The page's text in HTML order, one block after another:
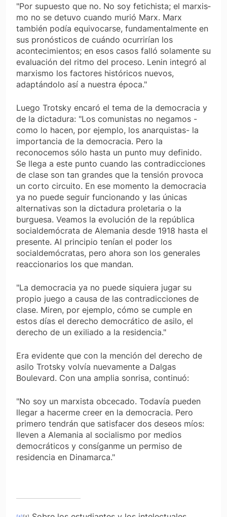
"Por supuesto que no. No soy fetichista; el marxis­
mo no se detuvo cuando murió Marx. Marx
también podía equivocarse, fundamentalmente en
sus pronósti­cos de cuándo ocurrirían los
acontecimientos; en esos casos falló solamente su
evaluación del ritmo del proce­so. Lenin integró al
marxismo los factores históricos nuevos,
adaptándolo así a nuestra época."
Luego Trotsky encaró el tema de la democracia y
de la dictadura: "Los comunistas no negamos -
como lo hacen, por ejemplo, los anarquistas- la
importancia de la democracia. Pero la
reconocemos sólo hasta un punto muy definido.
Se llega a este punto cuando las contradicciones
de clase son tan grandes que la tensión provo­ca
un corto circuito. En ese momento la democracia
ya no puede seguir funcionando y las únicas
alternativas son la dictadura proletaria o la
burguesa. Veamos la evolución de la república
socialdemócrata de Alemania desde 1918 hasta el
presente. Al principio tenían el poder los
socialdemócratas, pero ahora son los genera­les
reaccionarios los que mandan.
"La democracia ya no puede siquiera jugar su
propio juego a causa de las contradicciones de
clase. Mi­ren, por ejemplo, cómo se cumple en
estos días el dere­cho democrático de asilo, el
derecho de un exiliado a la residencia."
Era evidente que con la mención del derecho de
asilo Trotsky volvía nuevamente a Dalgas
Boulevard. Con una amplia sonrisa, continuó:
"No soy un marxista obcecado. Todavía pueden
llegar a hacerme creer en la democracia. Pero
primero tendrán que satisfacer dos deseos míos:
lleven a Alemania al socialismo por medios
democráticos y consíganme un permiso de
residencia en Dinamarca."